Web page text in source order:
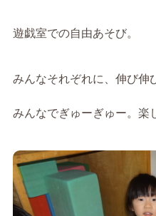
遊戯室での自由あそび。
みんなそれぞれに、伸び伸
みんなでぎゅーぎゅー。楽